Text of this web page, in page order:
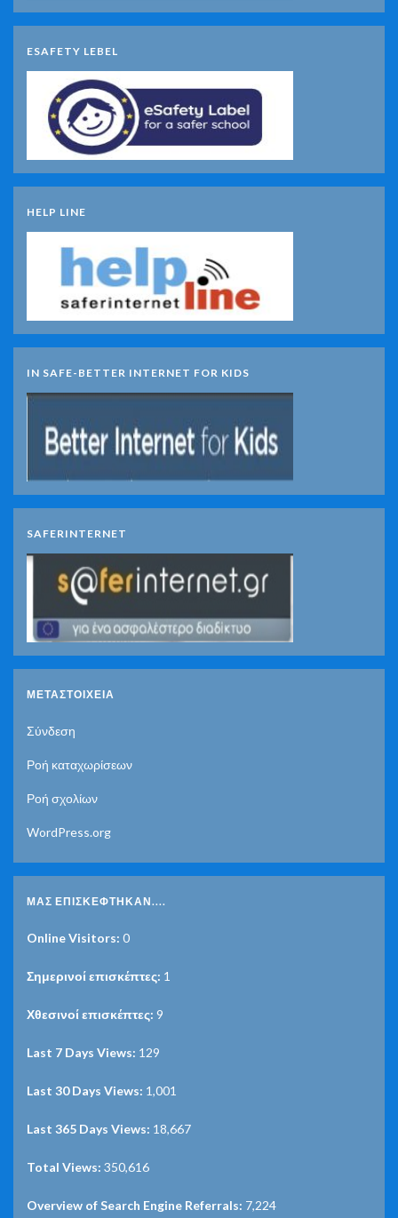
ESAFETY LEBEL
HELP LINE
IN SAFE-BETTER INTERNET FOR KIDS
SAFERINTERNET
ΜΕΤΑΣΤΟΙΧΕΊΑ
Σύνδεση
Ροή καταχωρίσεων
Ροή σχολίων
WordPress.org
ΜΑΣ ΕΠΙΣΚΈΦΤΗΚΑΝ....
Online Visitors: 0
Σημερινοί επισκέπτες: 1
Χθεσινοί επισκέπτες: 9
Last 7 Days Views: 129
Last 30 Days Views: 1,001
Last 365 Days Views: 18,667
Total Views: 350,616
Overview of Search Engine Referrals: 7,224